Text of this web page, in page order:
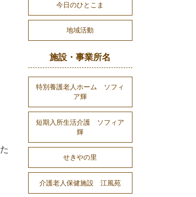
今日のひとこま
地域活動
施設・事業所名
特別養護老人ホーム ソフィ
ア輝
短期入所生活介護 ソフィア
輝
せきやの里
介護老人保健施設 江風苑